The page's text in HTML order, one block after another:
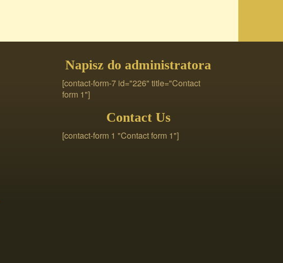
Napisz do administratora
[contact-form-7 id="226" title="Contact
form 1"]
Contact Us
[contact-form 1 "Contact form 1"]